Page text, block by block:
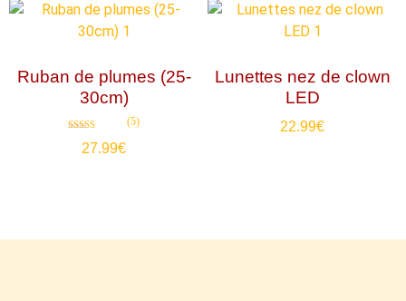
Ruban de plumes (25-
30cm)
4.80
(5)
27.99€
Lunettes nez de clown
LED
22.99€